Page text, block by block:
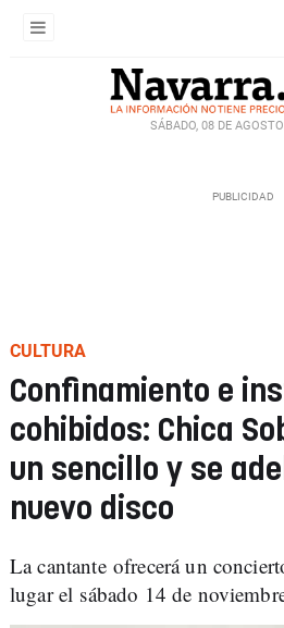
SÁBADO, 08 DE
CULTURA
Confinamiento e
cohibidos: Chica
un sencillo y se
nuevo disco
La cantante ofrecerá un
lugar el sábado 14 de